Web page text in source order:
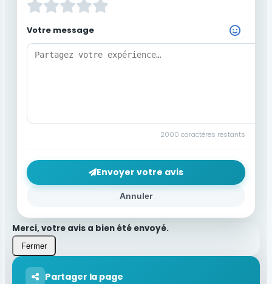
Votre message
Choisir un Emoji
2000 caractères restants
Annuler
Envoyer votre avis
Merci, votre avis a bien été envoyé.
Fermer
Partager la page